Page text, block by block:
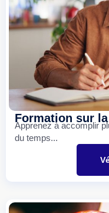
Formation sur
Apprenez à accomplir
du temps...